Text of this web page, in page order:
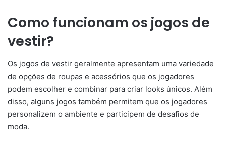
Como funcionam os jogos de
vestir?
Os jogos de vestir geralmente apresentam uma variedade
de opções de roupas e acessórios que os jogadores
podem escolher e combinar para criar looks únicos. Além
disso, alguns jogos também permitem que os jogadores
personalizem o ambiente e participem de desafios de
moda.